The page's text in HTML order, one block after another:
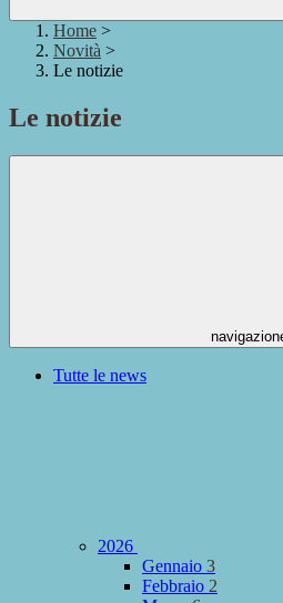
Home >
Novità >
Le notizie
Le notizie
Tutte le news
2026
Gennaio 3
Febbraio 2